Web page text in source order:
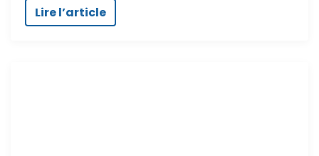
Lire l’article